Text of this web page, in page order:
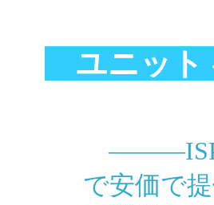
ユニッ
―――ISP
で安価で